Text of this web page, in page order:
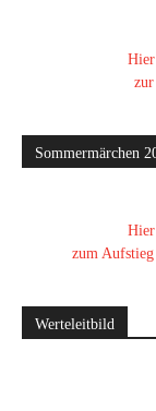
Sommermärchen
zum
Werteleitbild